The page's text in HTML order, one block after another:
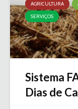
AGRICULTURA
SERVIÇOS
Sistema
Dias de